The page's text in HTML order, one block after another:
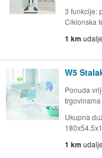
3 funkcije:
Ciklonska
1 km
W5
Ponuda
trgovinama
Ukupna
1 km